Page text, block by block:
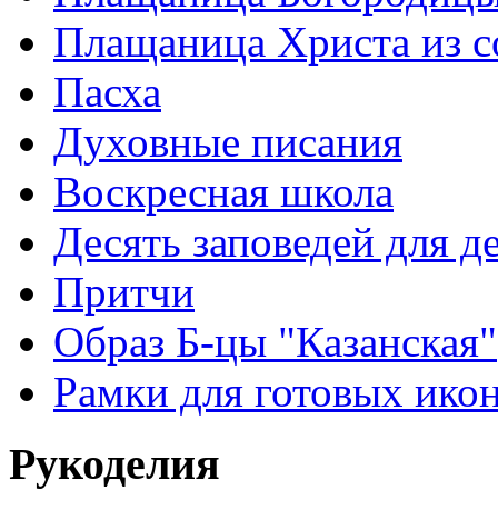
Плащаница Христа из
Пасха
Духовные писания
Воскресная школа
Десять заповедей для
Притчи
Образ Б-цы "Казанская"
Рамки для готовых
Рукоделия